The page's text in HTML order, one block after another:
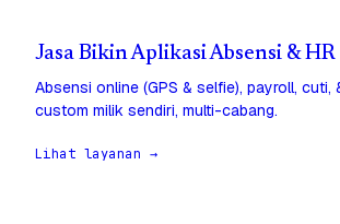
Jasa Bikin Aplikasi Absensi &
Absensi online (GPS & selfie), payroll, cuti,
custom milik sendiri, multi-cabang.
Lihat layanan →